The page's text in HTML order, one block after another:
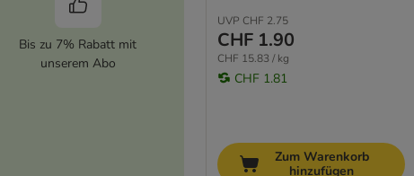
Bis zu 7% Rabatt mit
unserem Abo
UVP CHF 2.75
CHF 1.90
CHF 15.83 / kg
CHF 1.81
Zum Warenkorb
hinzufügen